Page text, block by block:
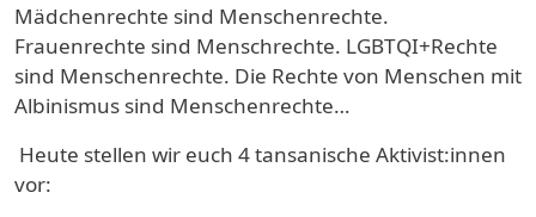
Mädchenrechte sind Menschenrechte.
Frauenrechte sind Menschrechte. LGBTQI+Rechte
sind Menschenrechte. Die Rechte von Menschen mit
Albinismus sind Menschenrechte…
Heute stellen wir euch 4 tansanische Aktivist:innen
vor: